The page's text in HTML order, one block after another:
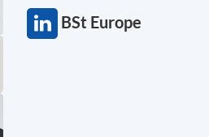
BSt Europe